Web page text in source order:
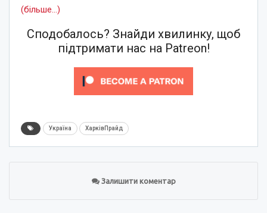
(більше…)
Сподобалось? Знайди хвилинку, щоб
підтримати нас на Patreon!
Україна ХарківПрайд
Залишити коментар